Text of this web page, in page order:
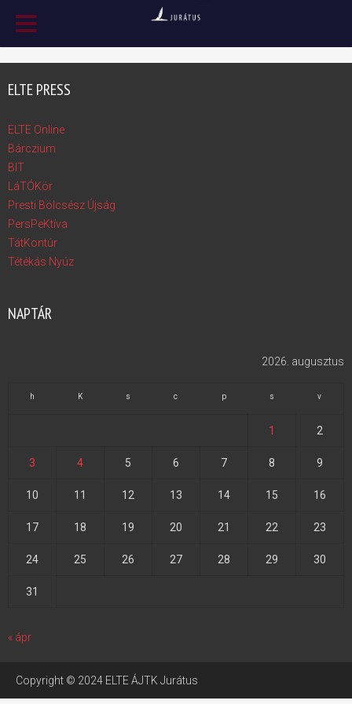
ELTE PRESS
ELTE Online
Bárczium
BIT
LáTÓKör
Presti Bölcsész Újság
PersPeKtíva
TátKontúr
Tétékás Nyúz
NAPTÁR
2026. augusztus
h K s c p s v
1 2
3 4 5 6 7 8 9
10 11 12 13 14 15 16
17 18 19 20 21 22 23
24 25 26 27 28 29 30
31
« ápr
Copyright © 2024 ELTE ÁJTK Jurátus